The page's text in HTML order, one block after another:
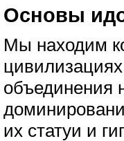
Основы
Мы находим
объединения
их статуи и